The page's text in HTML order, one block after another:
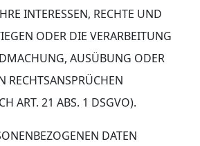
INTERESSEN, RECHTE UND
ODER DIE VERARBEITUNG
AUSÜBUNG ODER
RECHTSANSPRÜCHEN
ART. 21 ABS. 1 DSGVO).
DATEN